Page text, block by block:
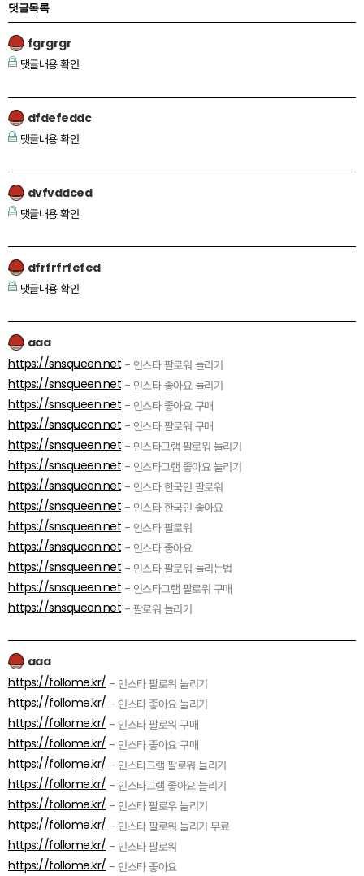
댓글목록
fgrgrgr
댓글내용 확인
dfdefeddc
댓글내용 확인
dvfvddced
댓글내용 확인
dfrfrfrfefed
댓글내용 확인
aaa
https://snsqueen.net - 인스타 팔로워 늘리기
https://snsqueen.net - 인스타 좋아요 늘리기
https://snsqueen.net - 인스타 좋아요 구매
https://snsqueen.net - 인스타 팔로워 구매
https://snsqueen.net - 인스타그램 팔로워 늘리기
https://snsqueen.net - 인스타그램 좋아요 늘리기
https://snsqueen.net - 인스타 한국인 팔로워
https://snsqueen.net - 인스타 한국인 좋아요
https://snsqueen.net - 인스타 팔로워
https://snsqueen.net - 인스타 좋아요
https://snsqueen.net - 인스타 팔로워 늘리는법
https://snsqueen.net - 인스타그램 팔로워 구매
https://snsqueen.net - 팔로워 늘리기
aaa
https://follome.kr/- 인스타 팔로워 늘리기
https://follome.kr/- 인스타 좋아요 늘리기
https://follome.kr/- 인스타 팔로워 구매
https://follome.kr/- 인스타 좋아요 구매
https://follome.kr/- 인스타그램 팔로워 늘리기
https://follome.kr/- 인스타그램 좋아요 늘리기
https://follome.kr/- 인스타 팔로우 늘리기
https://follome.kr/- 인스타 팔로워 늘리기 무료
https://follome.kr/- 인스타 팔로워
https://follome.kr/- 인스타 좋아요